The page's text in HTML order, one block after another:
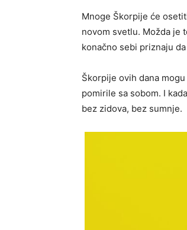
Mnoge Škorpije će
novom svetlu. Možda je
konačno sebi priznaju
Škorpije ovih dana
pomirile sa sobom. I
bez zidova, bez sumnje.